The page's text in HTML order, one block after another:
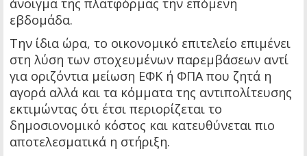
άνοιγμα της πλατφόρμας την επόμενη
εβδομάδα.
Την ίδια ώρα, το οικονομικό επιτελείο επιμένει
στη λύση των στοχευμένων παρεμβάσεων αντί
για οριζόντια μείωση ΕΦΚ ή ΦΠΑ που ζητά η
αγορά αλλά και τα κόμματα της αντιπολίτευσης
εκτιμώντας ότι έτσι περιορίζεται το
δημοσιονομικό κόστος και κατευθύνεται πιο
αποτελεσματικά η στήριξη.